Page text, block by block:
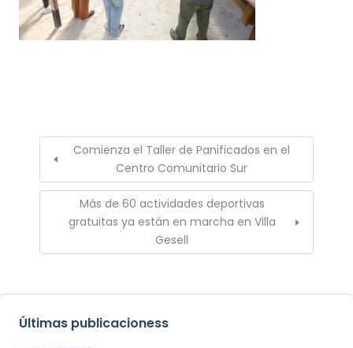
Comienza el Taller de Panificados en el
Centro Comunitario Sur
Más de 60 actividades deportivas
gratuitas ya están en marcha en Villa
Gesell
Últimas publicacioness